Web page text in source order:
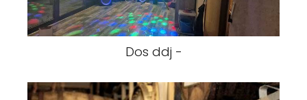
Dos ddj -